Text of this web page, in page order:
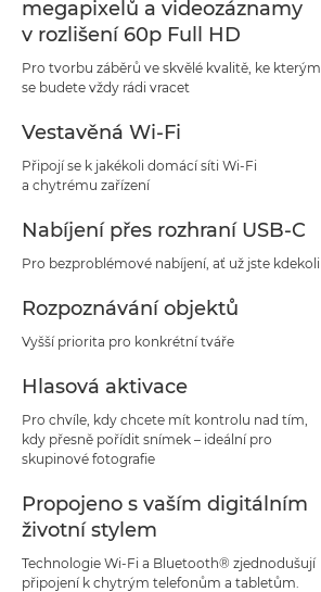
megapixelů a videozáznamy
v rozlišení 60p Full HD
Pro tvorbu záběrů ve skvělé kvalitě, ke kterým
se budete vždy rádi vracet
Vestavěná Wi-Fi
Připojí se k jakékoli domácí síti Wi-Fi
a chytrému zařízení
Nabíjení přes rozhraní USB-C
Pro bezproblémové nabíjení, ať už jste kdekoli
Rozpoznávání objektů
Vyšší priorita pro konkrétní tváře
Hlasová aktivace
Pro chvíle, kdy chcete mít kontrolu nad tím,
kdy přesně pořídit snímek – ideální pro
skupinové fotografie
Propojeno s vaším digitálním
životní stylem
Technologie Wi-Fi a Bluetooth® zjednodušují
připojení k chytrým telefonům a tabletům.